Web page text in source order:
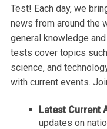
Test! Each day, we
news from around the
general knowledge
tests cover topics
science, and
with current events.
Latest Current
updates on